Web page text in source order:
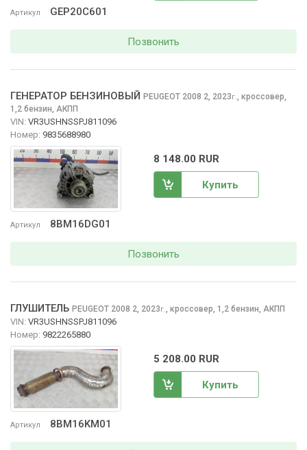
Артикул GEP20C601
Позвонить
Артикул 8BM16DG01
ГЕНЕРАТОР БЕНЗИНОВЫЙ PEUGEOT 2008 2, 2023г. кроссовер,
1,2 бензин, АКПП
VIN: VR3USHNSSPJ811096
Номер: 9835688980
8 148.00 RUR
Купить
Позвонить
Артикул 8BM16KM01
ГЛУШИТЕЛЬ PEUGEOT 2008 2, 2023г., кроссовер, 1,2 бензин, АКПП
VIN: VR3USHNSSPJ811096
Номер: 9822265880
5 208.00 RUR
Купить